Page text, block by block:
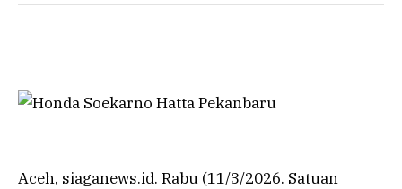
Aceh, siaganews.id. Rabu (11/3/2026. Satuan